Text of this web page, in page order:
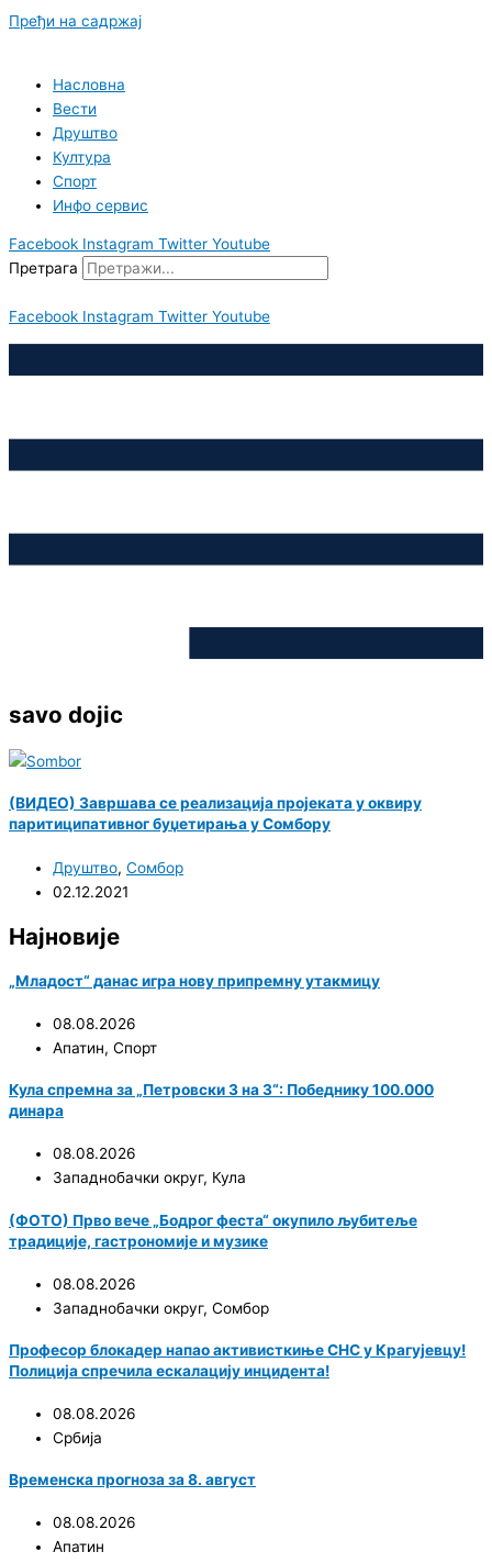
Пређи на садржај
Насловна
Вести
Друштво
Култура
Спорт
Инфо сервис
Facebook Instagram Twitter Youtube
Претрага
Facebook Instagram Twitter Youtube
savo dojic
(ВИДЕО) Завршава се реализација пројеката у оквиру
паритиципативног буџетирања у Сомбору
Друштво, Сомбор
02.12.2021
Најновије
„Младост“ данас игра нову припремну утакмицу
08.08.2026
Апатин, Спорт
Кула спремна за „Петровски 3 на 3“: Победнику 100.000
динара
08.08.2026
Западнобачки округ, Кула
(ФОТО) Прво вече „Бодрог феста“ окупило љубитеље
традиције, гастрономије и музике
08.08.2026
Западнобачки округ, Сомбор
Професор блокадер напао активисткиње СНС у Крагујевцу!
Полиција спречила ескалацију инцидента!
08.08.2026
Србија
Временска прогноза за 8. август
08.08.2026
Апатин